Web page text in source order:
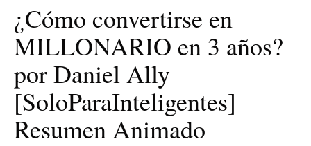
¿Cómo convertirse en
MILLONARIO en 3 años?
por Daniel Ally
[SoloParaInteligentes]
Resumen Animado